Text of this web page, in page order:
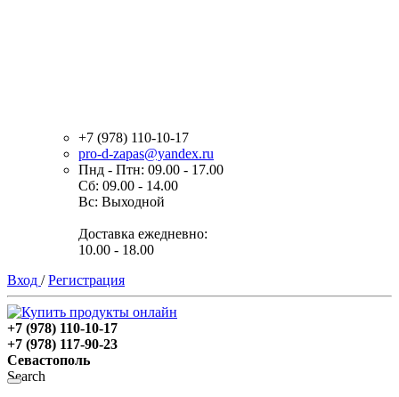
+7 (978) 110-10-17
pro-d-zapas@yandex.ru
Пнд - Птн: 09.00 - 17.00
Сб: 09.00 - 14.00
Вс: Выходной
Доставка ежедневно:
10.00 - 18.00
Вход /Регистрация
+7 (978) 110-10-17
+7 (978) 117-90-23
Севастополь
Search